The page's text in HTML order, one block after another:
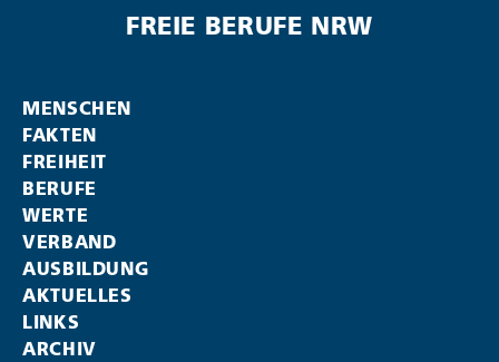
FREIE BERUFE NRW
MENSCHEN
FAKTEN
FREIHEIT
BERUFE
WERTE
VERBAND
AUSBILDUNG
AKTUELLES
LINKS
ARCHIV